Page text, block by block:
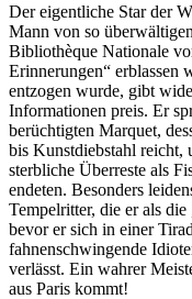
Der eigentliche Star der
Mann von so
Bibliothèque Nationale
Erinnerungen“ erblassen
entzogen wurde, gibt
Informationen preis. Er
berüchtigten Marquet,
bis Kunstdiebstahl reicht,
sterbliche Überreste als
endeten. Besonders
Tempelritter, die er als
bevor er sich in einer
fahnenschwingende
verlässt. Ein wahrer
aus Paris kommt!